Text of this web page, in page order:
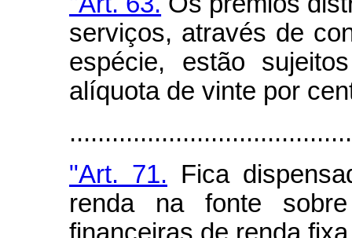
serviços, através de
espécie, estão
alíquota de vinte por
"Art. 71. Fica
renda na fonte